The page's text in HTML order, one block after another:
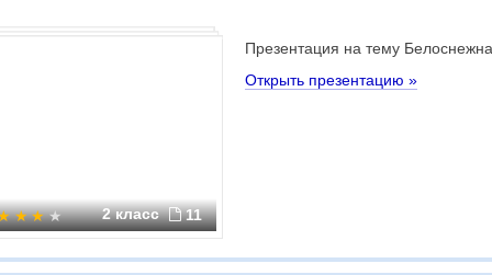
2 класс 11
Презентация на тему
Открыть презентацию »